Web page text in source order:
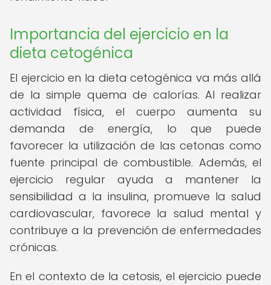
Importancia del ejercicio en la
dieta cetogénica
El ejercicio en la dieta cetogénica va más allá
de la simple quema de calorías. Al realizar
actividad física, el cuerpo aumenta su
demanda de energía, lo que puede
favorecer la utilización de las cetonas como
fuente principal de combustible. Además, el
ejercicio regular ayuda a mantener la
sensibilidad a la insulina, promueve la salud
cardiovascular, favorece la salud mental y
contribuye a la prevención de enfermedades
crónicas.
En el contexto de la cetosis, el ejercicio puede